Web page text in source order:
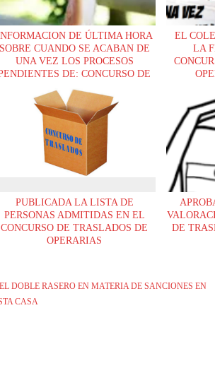
DE ÚLTIMA HORA
SOBRE CUANDO SE ACABAN DE
UNA VEZ LOS PROCESOS
DE: CONCURSO DE
POSESIONES DEFINITIVAS,
PROMOCION INTERNA A C2 Y
ENTRADA A OPERARIO TRAS
SENTENCIA
EL
LA
PUBLICADA LA LISTA DE
PERSONAS ADMITIDAS EN EL
CONCURSO DE TRASLADOS DE
OPERARIAS
DE
EL DOBLE RASERO EN MATERIA DE SANCIONES EN
CASA